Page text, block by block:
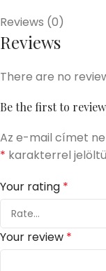
Reviews (0)
Reviews
There are no
Be the first to
Az e-mail címet
* karakterrel
Your rating *
Your review *